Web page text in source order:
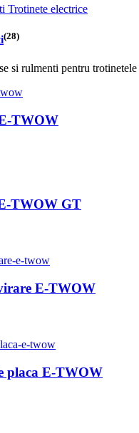
(28)
si rulmenti pentru trotinetele
TWOW
TWOW GT
E-TWOW
placa E-TWOW